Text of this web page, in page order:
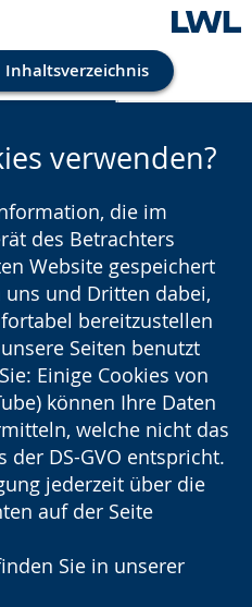
Inhaltsverzeichnis
verwenden?
die im
des Betrachters
Website gespeichert
und Dritten dabei,
bereitzustellen
Seiten benutzt
Einige Cookies von
können Ihre Daten
welche nicht das
der DS-GVO entspricht.
jederzeit über die
auf der Seite
Sie in unserer